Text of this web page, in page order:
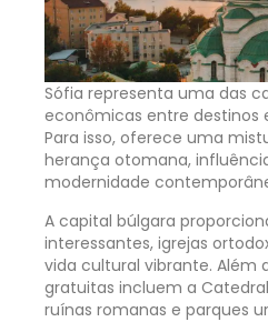
Sófia representa uma das
econômicas entre destinos
Para isso, oferece uma
herança otomana,
modernidade
A capital búlgara
interessantes, igrejas
vida cultural vibrante. Além
gratuitas incluem a
ruínas romanas e parques